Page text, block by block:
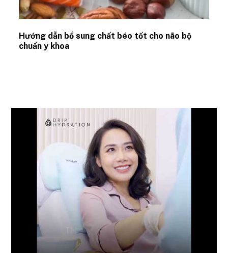
Hướng dẫn bổ sung chất béo tốt cho não bộ
chuẩn y khoa